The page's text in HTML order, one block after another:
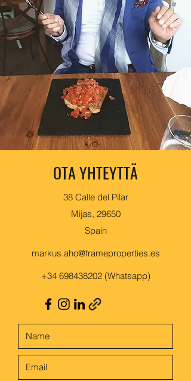
OTA YHTEYTTÄ
38 Calle del Pilar
Mijas, 29650
Spain
markus.aho@frameproperties.es
+34 698438202(Whatsapp)